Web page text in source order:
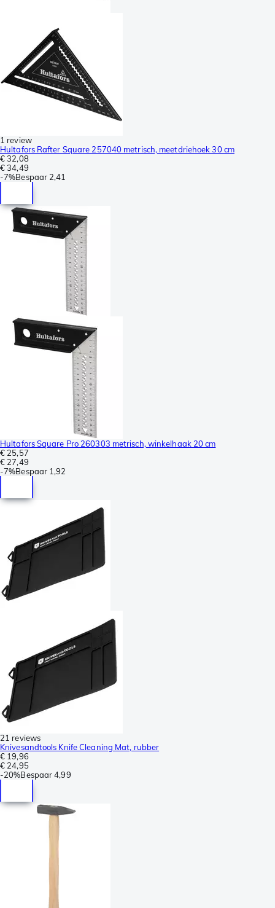
1 review
Hultafors Rafter Square 257040 metrisch, meetdriehoek 30 cm
€ 32,08
€ 34,49
-7%Bespaar 2,41
Hultafors Square Pro 260303 metrisch, winkelhaak 20 cm
€ 25,57
€ 27,49
-7%Bespaar 1,92
21 reviews
Knivesandtools Knife Cleaning Mat, rubber
€ 19,96
€ 24,95
-20%Bespaar 4,99